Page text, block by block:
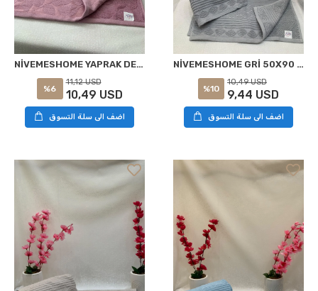
NİVEMESHOME YAPRAK DESENLİ 50X90 HASGÜL LİLA YÜZ HAVLUSU
%6
11,12 USD
10,49 USD
اضف الى سلة التسوق
NİVEMESHOME GRİ 50X90 HASGÜL YÜZ HAVLUSU
%10
10,49 USD
9,44 USD
اضف الى سلة التسوق